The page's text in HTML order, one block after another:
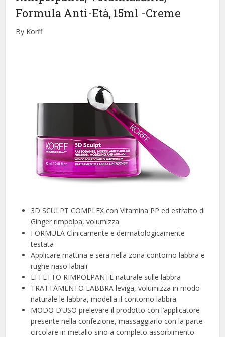
Formula Anti-Età, 15ml -Creme
By Korff
3D SCULPT COMPLEX con Vitamina PP ed estratto di
Ginger rimpolpa, volumizza
FORMULA Clinicamente e dermatologicamente
testata
Applicare mattina e sera nella zona contorno labbra e
rughe naso labiali
EFFETTO RIMPOLPANTE naturale sulle labbra
TRATTAMENTO LABBRA leviga, volumizza in modo
naturale le labbra, modella il contorno labbra
MODO D’USO prelevare il prodotto con l’applicatore
presente nella confezione, massaggiarlo con la parte
circolare in metallo sino a completo assorbimento